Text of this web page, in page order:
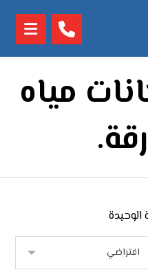
مياه
الوحيدة